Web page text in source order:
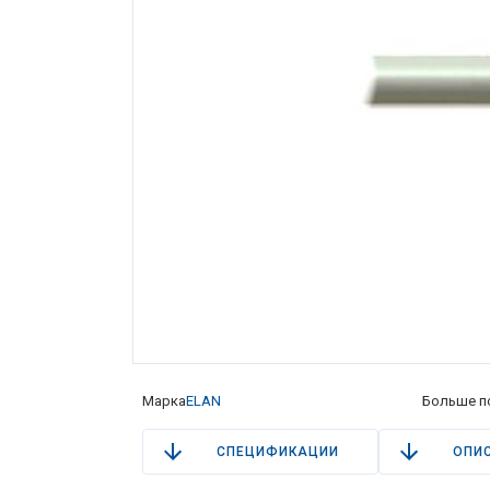
МаркаELAN Больше
СПЕЦИФИКАЦИИ